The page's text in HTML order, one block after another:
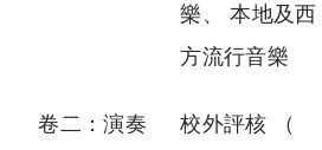
樂、 本地及西
方流行音樂
卷二：演奏 校外評核 （